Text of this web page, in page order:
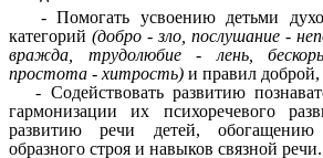
- Помогать усвоению детьми
категорий (добро - зло, послушание -
вражда, трудолюбие - лень,
простота - хитрость) и правил
- Содействовать развитию
гармонизации их психоречевого
развитию речи детей, обогащению
образного строя и навыков связной речи.